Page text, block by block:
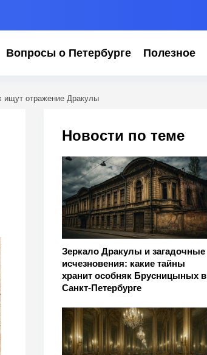
Вопросы о Петербурге Полезное
ищут отражение Дракулы
Новости по теме
Зеркало Дракулы и загадочные
исчезновения: какие тайны
хранит особняк Брусницыных в
Санкт-Петербурге